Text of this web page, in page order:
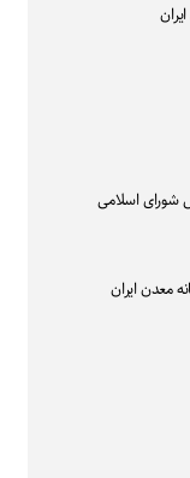
شورای اسلامی
معدن ایران